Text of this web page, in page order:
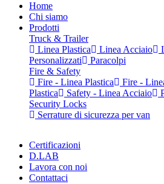
Home
Chi siamo
Prodotti
Truck & Trailer
Linea Plastica
Linea Acciaio
Personalizzati
Paracolpi
Fire & Safety
Fire - Linea Plastica
Fire -
Plastica
Safety - Linea Acciaio
Security Locks
Serrature di sicurezza per van
Certificazioni
D.LAB
Lavora con noi
Contattaci